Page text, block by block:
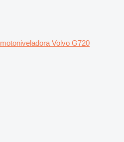
motoniveladora Volvo G720